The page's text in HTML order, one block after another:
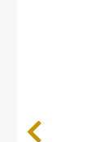
Previous